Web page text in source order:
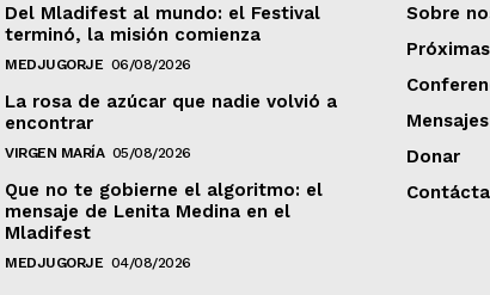
Del Mladifest al mundo: el Festival
terminó, la misión comienza
MEDJUGORJE 06/08/2026
La rosa de azúcar que nadie volvió a
encontrar
VIRGEN MARÍA 05/08/2026
Que no te gobierne el algoritmo: el
mensaje de Lenita Medina en el
Mladifest
MEDJUGORJE 04/08/2026
Sobre
Donar